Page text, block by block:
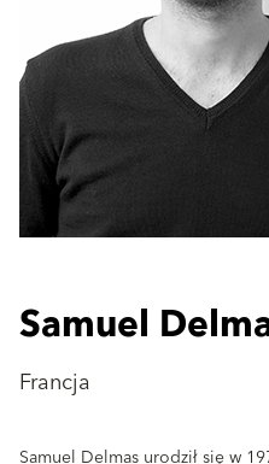
Samuel
Francja
Samuel Delmas urodził się w